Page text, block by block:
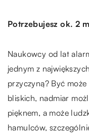
Potrzebujesz ok. 2
Naukowcy od lat
jednym z
przyczyną? Być
bliskich, nadmiar
pięknem, a może
hamulców,